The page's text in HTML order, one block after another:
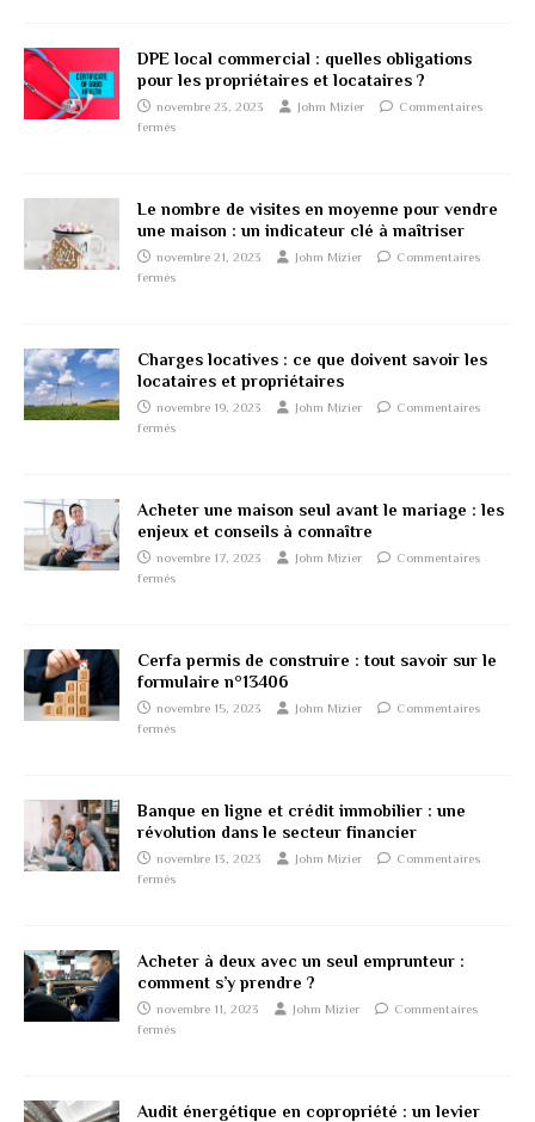
DPE local commercial : quelles obligations
pour les propriétaires et locataires ?
novembre 23, 2023 Johm Mizier
Commentaires
fermés
Le nombre de visites en moyenne pour vendre
une maison : un indicateur clé à maîtriser
novembre 21, 2023 Johm Mizier
Commentaires
fermés
Charges locatives : ce que doivent savoir les
locataires et propriétaires
novembre 19, 2023 Johm Mizier
Commentaires
fermés
Acheter une maison seul avant le mariage : les
enjeux et conseils à connaître
novembre 17, 2023 Johm Mizier
Commentaires
fermés
Cerfa permis de construire : tout savoir sur le
formulaire n°13406
novembre 15, 2023 Johm Mizier
Commentaires
fermés
Banque en ligne et crédit immobilier : une
révolution dans le secteur financier
novembre 13, 2023 Johm Mizier
Commentaires
fermés
Acheter à deux avec un seul emprunteur :
comment s’y prendre ?
novembre 11, 2023 Johm Mizier
Commentaires
fermés
Audit énergétique en copropriété : un levier